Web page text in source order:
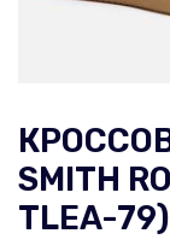
SMITH
TLEA-79)